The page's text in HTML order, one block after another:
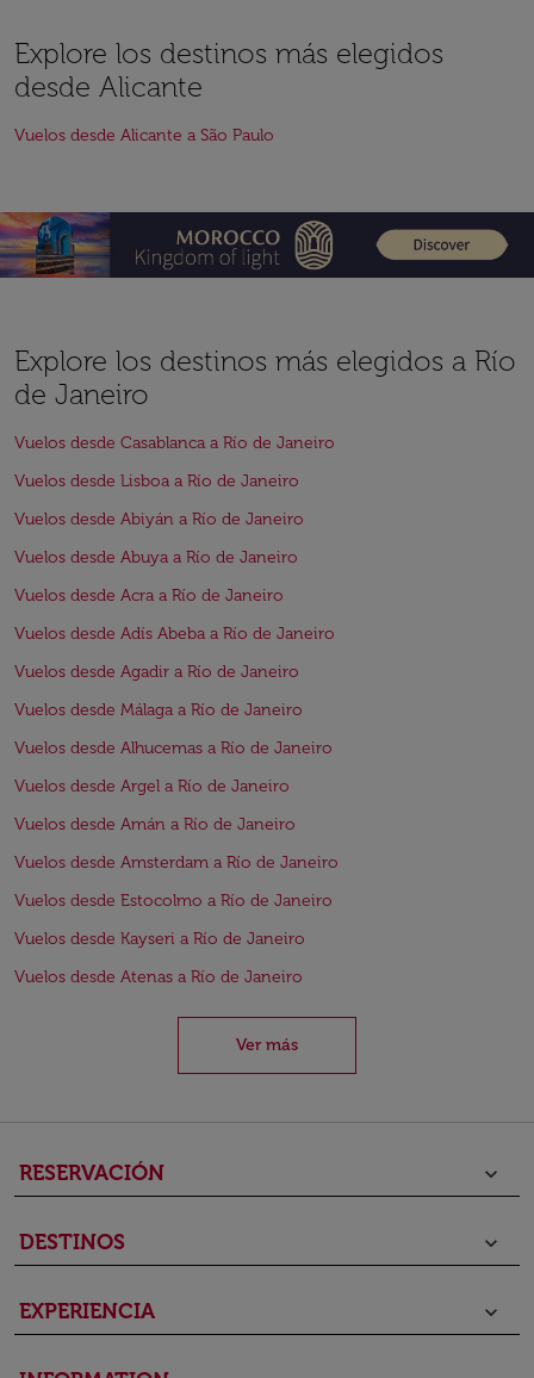
Explore los destinos más elegidos
desde Alicante
Vuelos desde Alicante a São Paulo
Explore los destinos más elegidos a Río
de Janeiro
Vuelos desde Casablanca a Río de Janeiro
Vuelos desde Lisboa a Río de Janeiro
Vuelos desde Abiyán a Río de Janeiro
Vuelos desde Abuya a Río de Janeiro
Vuelos desde Acra a Río de Janeiro
Vuelos desde Adís Abeba a Río de Janeiro
Vuelos desde Agadir a Río de Janeiro
Vuelos desde Málaga a Río de Janeiro
Vuelos desde Alhucemas a Río de Janeiro
Vuelos desde Argel a Río de Janeiro
Vuelos desde Amán a Río de Janeiro
Vuelos desde Amsterdam a Río de Janeiro
Vuelos desde Estocolmo a Río de Janeiro
Vuelos desde Kayseri a Río de Janeiro
Vuelos desde Atenas a Río de Janeiro
Ver más
RESERVACIÓN keyboard_arrow_down
DESTINOS keyboard_arrow_down
EXPERIENCIA keyboard_arrow_down